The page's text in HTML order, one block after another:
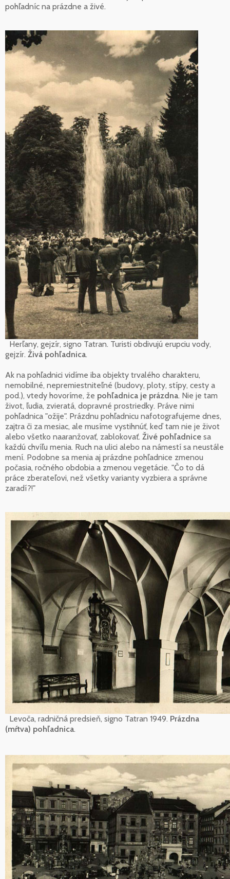
pohľadníc na prázdne a živé.
Herľany, gejzír, signo Tatran. Turisti obdivujú erupciu vody,
gejzír. Živá pohľadnica.
Ak na pohľadnici vidíme iba objekty trvalého charakteru,
nemobilné, nepremiestniteľné (budovy, ploty, stípy, cesty a
pod.), vtedy hovoríme, že pohľadnica je prázdna. Nie je tam
život, ľudia, zvieratá, dopravné prostriedky. Práve nimi
pohľadnica "ožije". Prázdnu pohľadnicu nafotografujeme dnes,
zajtra či za mesiac, ale musíme vystihnúť, keď tam nie je život
alebo všetko naaranžovať, zablokovať. Živé pohľadnice sa
každú chvíľu menia. Ruch na ulici alebo na námestí sa neustále
mení. Podobne sa menia aj prázdne pohľadnice zmenou
počasia, ročného obdobia a zmenou vegetácie. "Čo to dá
práce zberateľovi, než všetky varianty vyzbiera a správne
zaradí?!"
Levoča, radničná predsieň, signo Tatran 1949. Prázdna
(mŕtva) pohľadnica.